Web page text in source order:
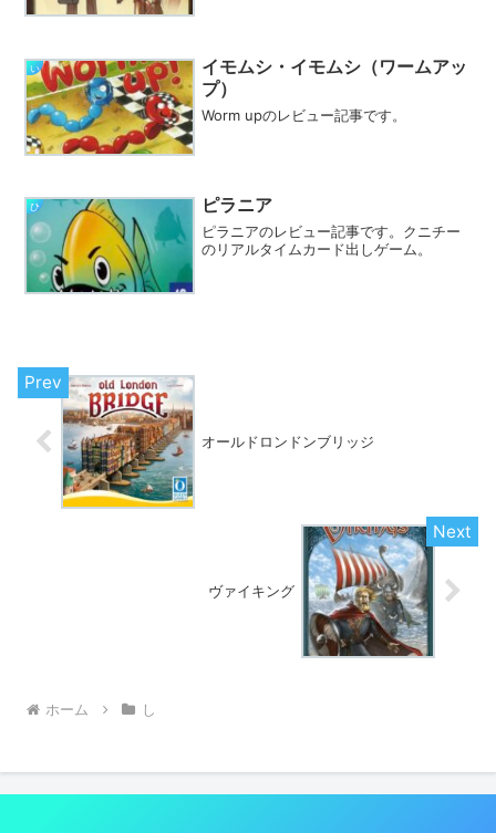
い
イモムシ・イモムシ（ワームアッ
プ）
Worm upのレビュー記事です。
ひ ピラニア
ピラニアのレビュー記事です。クニチー
のリアルタイムカード出しゲーム。
オールドロンドンブリッジ
ヴァイキング
ホーム し